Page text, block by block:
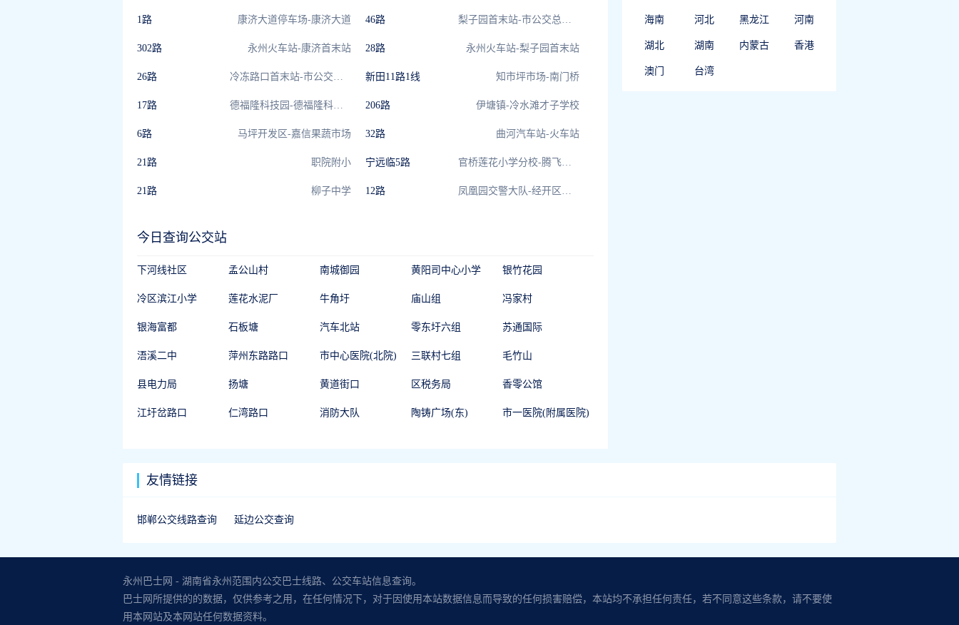
1路 康济大道停车场-康济大道 46路 梨子园首末站-市公交总公司
302路 永州火车站-康济首末站 28路 永州火车站-梨子园首末站
26路 冷冻路口首末站-市公交总公司 新田11路1线 知市坪市场-南门桥
17路 德福隆科技园-德福隆科技园 206路 伊塘镇-冷水滩才子学校
6路 马坪开发区-嘉信果蔬市场 32路 曲河汽车站-火车站
21路 职院附小 宁远临5路 官桥莲花小学分校-腾飞名城
21路 柳子中学 12路 凤凰园交警大队-经开区总部大厦
今日查询公交站
下河线社区 孟公山村 南城御园 黄阳司中心小学 银竹花园
冷区滨江小学 莲花水泥厂 牛角圩 庙山组 冯家村
银海富都 石板塘 汽车北站 零东圩六组 苏通国际
浯溪二中 萍州东路路口 市中心医院(北院) 三联村七组 毛竹山
县电力局 扬塘 黄道街口 区税务局 香零公馆
江圩岔路口 仁湾路口 消防大队 陶铸广场(东) 市一医院(附属医院)
海南 河北 黑龙江 河南
湖北 湖南 内蒙古 香港
澳门 台湾
友情链接
邯郸公交线路查询 延边公交查询
永州巴士网 - 湖南省永州范围内公交巴士线路、公交车站信息查询。
巴士网所提供的的数据，仅供参考之用，在任何情况下，对于因使用本站数据信息而导致的任何损害赔偿，本站均不承担任何责任，若不同意这些条款，请不要使
用本网站及本网站任何数据资料。